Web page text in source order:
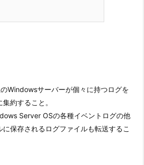
Windowsサーバーが個々に持つログを
約すること。
Server OSの各種イベントログの他
保存されるログファイルも転送するこ